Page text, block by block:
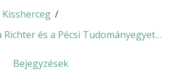
Kissherceg /
Együttműködik a Richter és a Pécsi Tudományegyetem
Bejegyzések